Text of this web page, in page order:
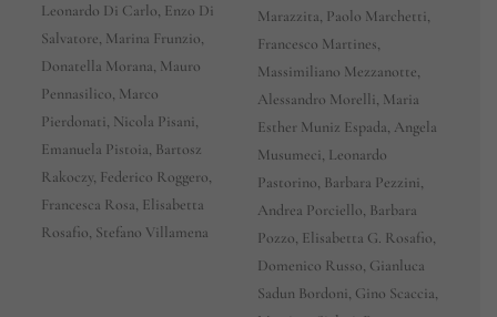
Leonardo Di Carlo, Enzo Di
Salvatore, Marina Frunzio,
Donatella Morana, Mauro
Pennasilico, Marco
Pierdonati, Nicola Pisani,
Emanuela Pistoia, Bartosz
Rakoczy, Federico Roggero,
Francesca Rosa, Elisabetta
Rosafio, Stefano Villamena
Marazzita, Paolo Marchetti,
Francesco Martines,
Massimiliano Mezzanotte,
Alessandro Morelli, Maria
Esther Muniz Espada, Angela
Musumeci, Leonardo
Pastorino, Barbara Pezzini,
Andrea Porciello, Barbara
Pozzo, Elisabetta G. Rosafio,
Domenico Russo, Gianluca
Sadun Bordoni, Gino Scaccia,